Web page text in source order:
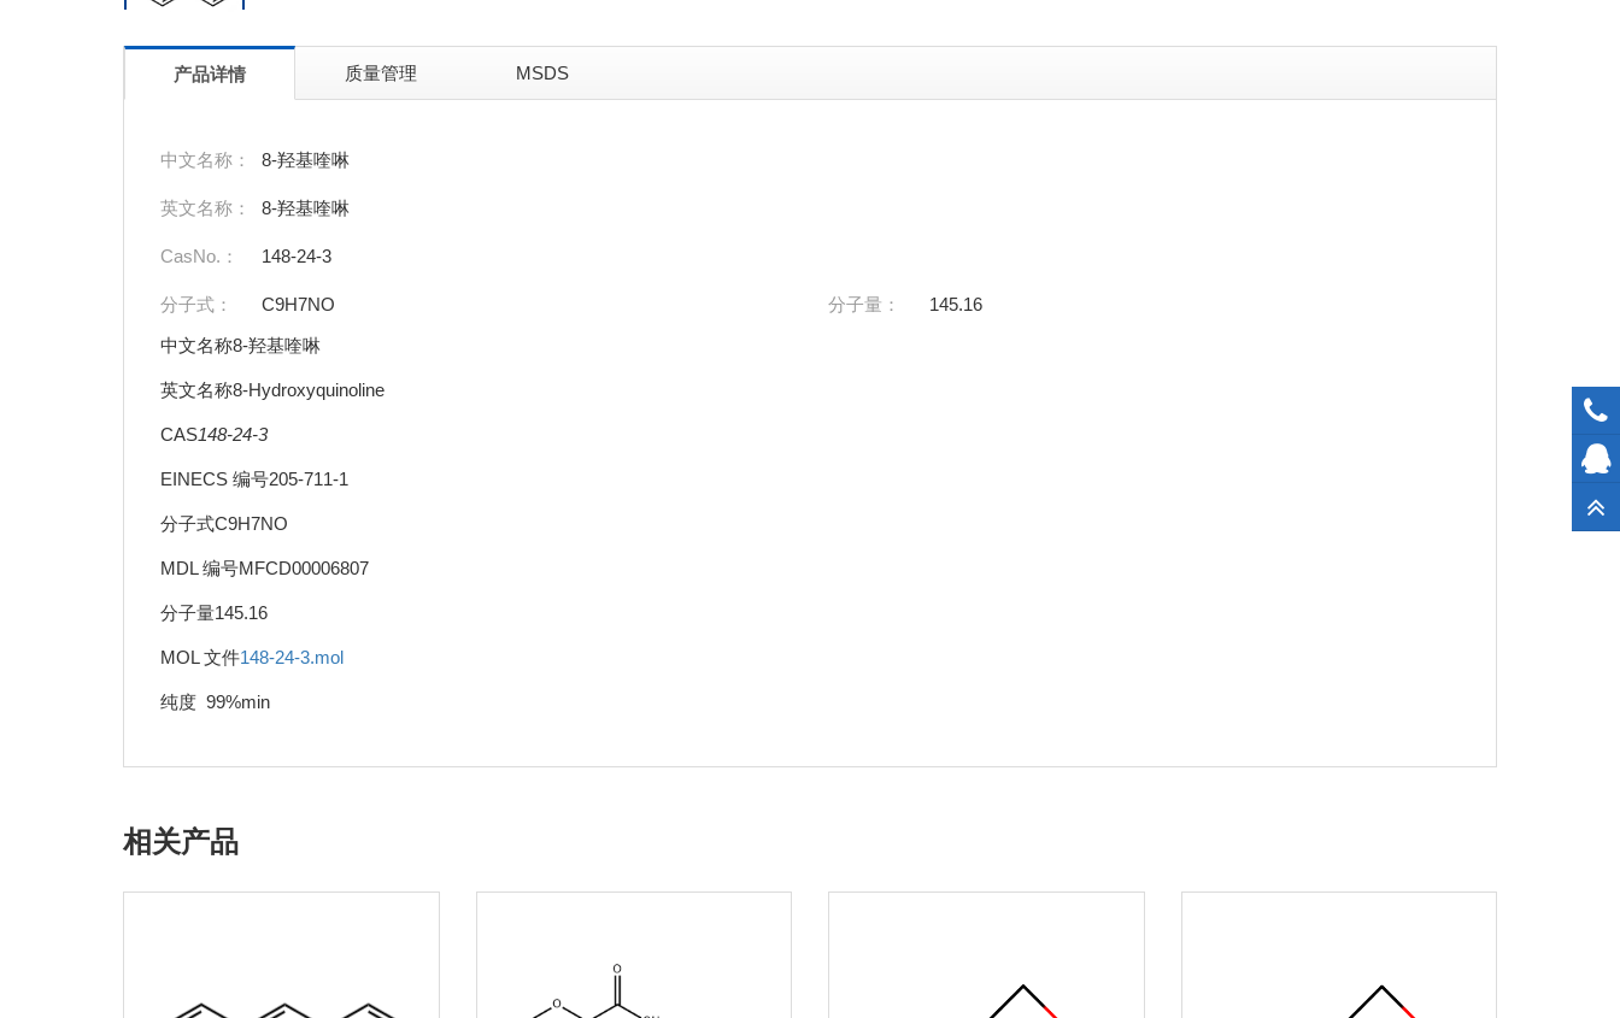
产品详情 质量管理 MSDS
中文名称： 8-羟基喹啉
英文名称： 8-羟基喹啉
CasNo.： 148-24-3
分子式： C9H7NO 分子量：
145.16
中文名称8-羟基喹啉
英文名称8-Hydroxyquinoline
CAS148-24-3
EINECS 编号205-711-1
分子式C9H7NO
MDL 编号MFCD00006807
分子量145.16
MOL 文件148-24-3.mol
纯度 99%min
相关产品